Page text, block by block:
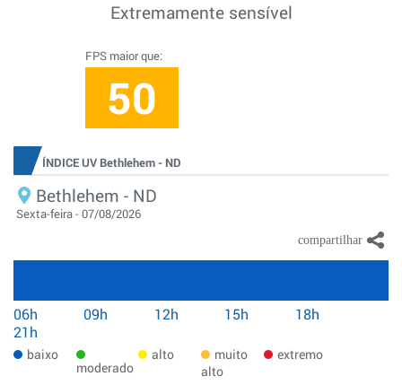
Extremamente sensível
FPS maior que:
50
ÍNDICE UV Bethlehem - ND
Bethlehem - ND
Sexta-feira - 07/08/2026
06h 09h 12h 15h
18h
21h
baixo
moderado
alto
muito
alto
extremo